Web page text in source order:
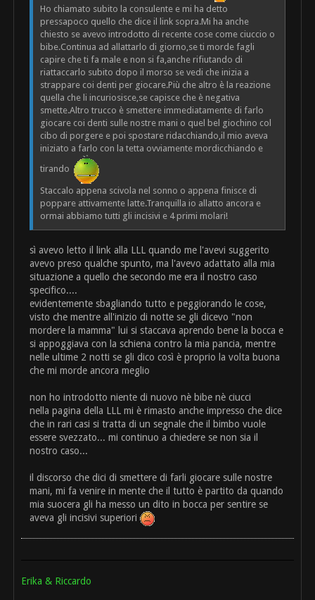
Ho chiamato subito la consulente e mi ha detto
pressapoco quello che dice il link sopra.Mi ha anche
chiesto se avevo introdotto di recente cose come ciuccio o
bibe.Continua ad allattarlo di giorno,se ti morde fagli
capire che ti fa male e non si fa,anche rifiutando di
riattaccarlo subito dopo il morso se vedi che inizia a
strappare coi denti per giocare.Più che altro è la reazione
quella che li incuriosisce,se capisce che è negativa
smette.Altro trucco è smettere immediatamente di farlo
giocare coi denti sulle nostre mani o quel bel giochino col
cibo di porgere e poi spostare ridacchiando,il mio aveva
iniziato a farlo con la tetta ovviamente mordicchiando e
tirando
Staccalo appena scivola nel sonno o appena finisce di
poppare attivamente latte.Tranquilla io allatto ancora e
ormai abbiamo tutti gli incisivi e 4 primi molari!
sì avevo letto il link alla LLL quando me l'avevi suggerito
avevo preso qualche spunto, ma l'avevo adattato alla mia
situazione a quello che secondo me era il nostro caso
specifico....
evidentemente sbagliando tutto e peggiorando le cose,
visto che mentre all'inizio di notte se gli dicevo "non
mordere la mamma" lui si staccava aprendo bene la bocca e
si appoggiava con la schiena contro la mia pancia, mentre
nelle ultime 2 notti se gli dico così è proprio la volta buona
che mi morde ancora meglio
non ho introdotto niente di nuovo nè bibe nè ciucci
nella pagina della LLL mi è rimasto anche impresso che dice
che in rari casi si tratta di un segnale che il bimbo vuole
essere svezzato... mi continuo a chiedere se non sia il
nostro caso...
il discorso che dici di smettere di farli giocare sulle nostre
mani, mi fa venire in mente che il tutto è partito da quando
mia suocera gli ha messo un dito in bocca per sentire se
aveva gli incisivi superiori
Erika & Riccardo